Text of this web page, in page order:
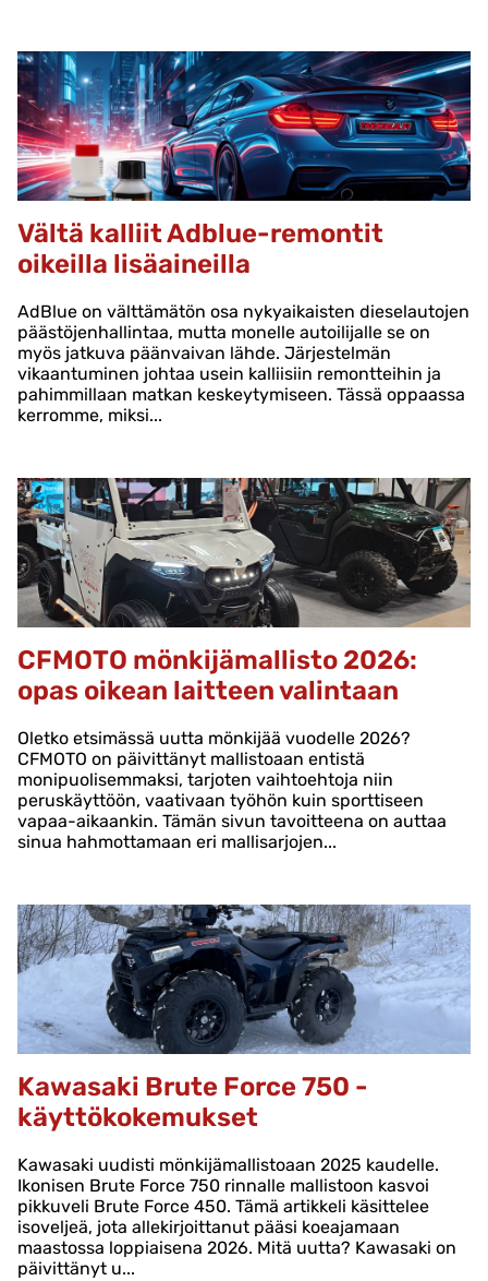
Vältä kalliit Adblue-remontit
oikeilla lisäaineilla
AdBlue on välttämätön osa nykyaikaisten dieselautojen
päästöjenhallintaa, mutta monelle autoilijalle se on
myös jatkuva päänvaivan lähde. Järjestelmän
vikaantuminen johtaa usein kalliisiin remontteihin ja
pahimmillaan matkan keskeytymiseen. Tässä oppaassa
kerromme, miksi...
CFMOTO mönkijämallisto 2026:
opas oikean laitteen valintaan
Oletko etsimässä uutta mönkijää vuodelle 2026?
CFMOTO on päivittänyt mallistoaan entistä
monipuolisemmaksi, tarjoten vaihtoehtoja niin
peruskäyttöön, vaativaan työhön kuin sporttiseen
vapaa-aikaankin. Tämän sivun tavoitteena on auttaa
sinua hahmottamaan eri mallisarjojen...
Kawasaki Brute Force 750 -
käyttökokemukset
Kawasaki uudisti mönkijämallistoaan 2025 kaudelle.
Ikonisen Brute Force 750 rinnalle mallistoon kasvoi
pikkuveli Brute Force 450. Tämä artikkeli käsittelee
isoveljeä, jota allekirjoittanut pääsi koeajamaan
maastossa loppiaisena 2026. Mitä uutta? Kawasaki on
päivittänyt u...